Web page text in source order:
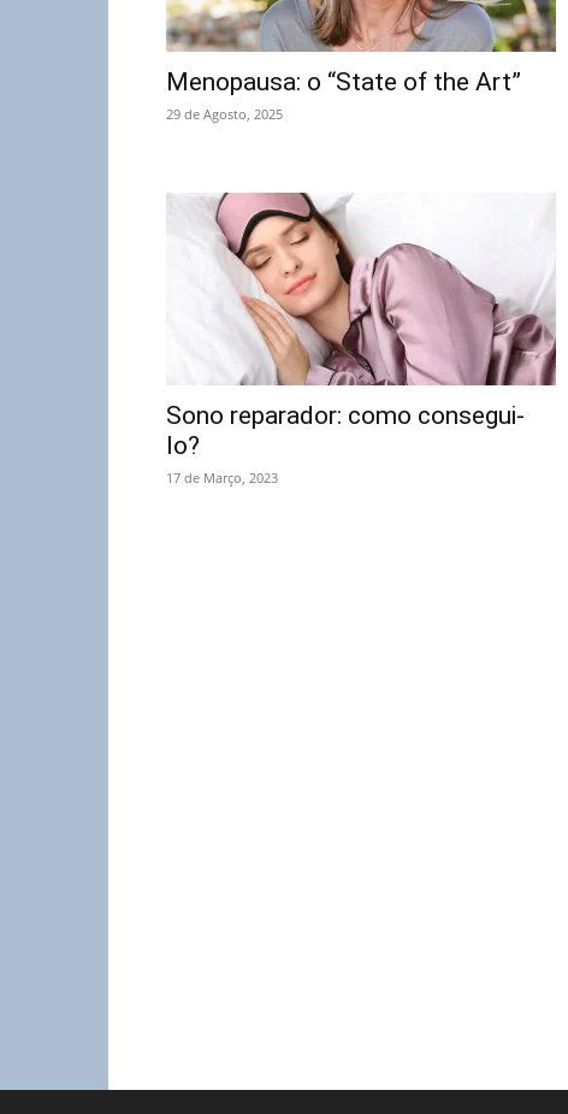
Menopausa: o “State of the Art”
29 de Agosto, 2025
Sono reparador: como consegui-
lo?
17 de Março, 2023